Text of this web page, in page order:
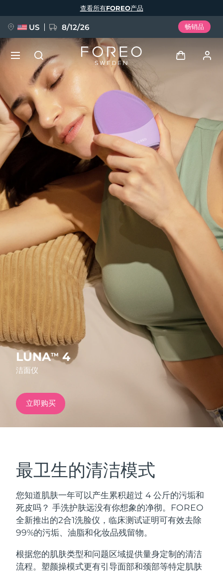
LUNATM4
洁面仪
立即购买
最卫生的清洁模式
您知道肌肤一年可以产生累积超过 4 公斤的污垢和
死皮吗？ 手洗护肤远没有你想象的净彻。FOREO
全新推出的2合1洗脸仪，临床测试证明可有效去除
99%的污垢、油脂和化妆品残留物。
根据您的肌肤类型和问题区域提供量身定制的清洁
流程。塑颜操模式更有引导面部和颈部等特定肌肤
查看所有FOREO产品
US 8/12/26 畅销品
用户信息
我的设备
我的订单
我的地址
我的订阅
新品
FAQ™ Pure Beauty-Tech Elixir
BREAKING NEWS
issa™ Teeth Whitening Set
FAQ™ Dual LED Panel
热门产品
特别优惠
红光疗法
面部清洁
LUNA™ 4 套装
Anti-aging massage
紧致提拉
BEAR™ 2 套装
Microcurrent toning
补水保湿 口腔护理
语言
English Deutsch
Español
Français
Italiano
Português
Svenska
Русский
Türkçe
简体中文 繁體中文
发货国家
美国 12/08/2026
英国 预计送达日期 11/08/2026
西班牙 11/08/2026
澳大利亚 预计送达日期14/08/2026
法国 预计送达日期11/08/2026
德国 预计送达日期11/08/2026
加拿大 15/08/2026
奥地利 预计送达日期
比利时 预计送达日期 11/08/2026
百慕大 预计送达日期
波斯尼亚和黑塞哥维那 预计送达日期14/08/2026